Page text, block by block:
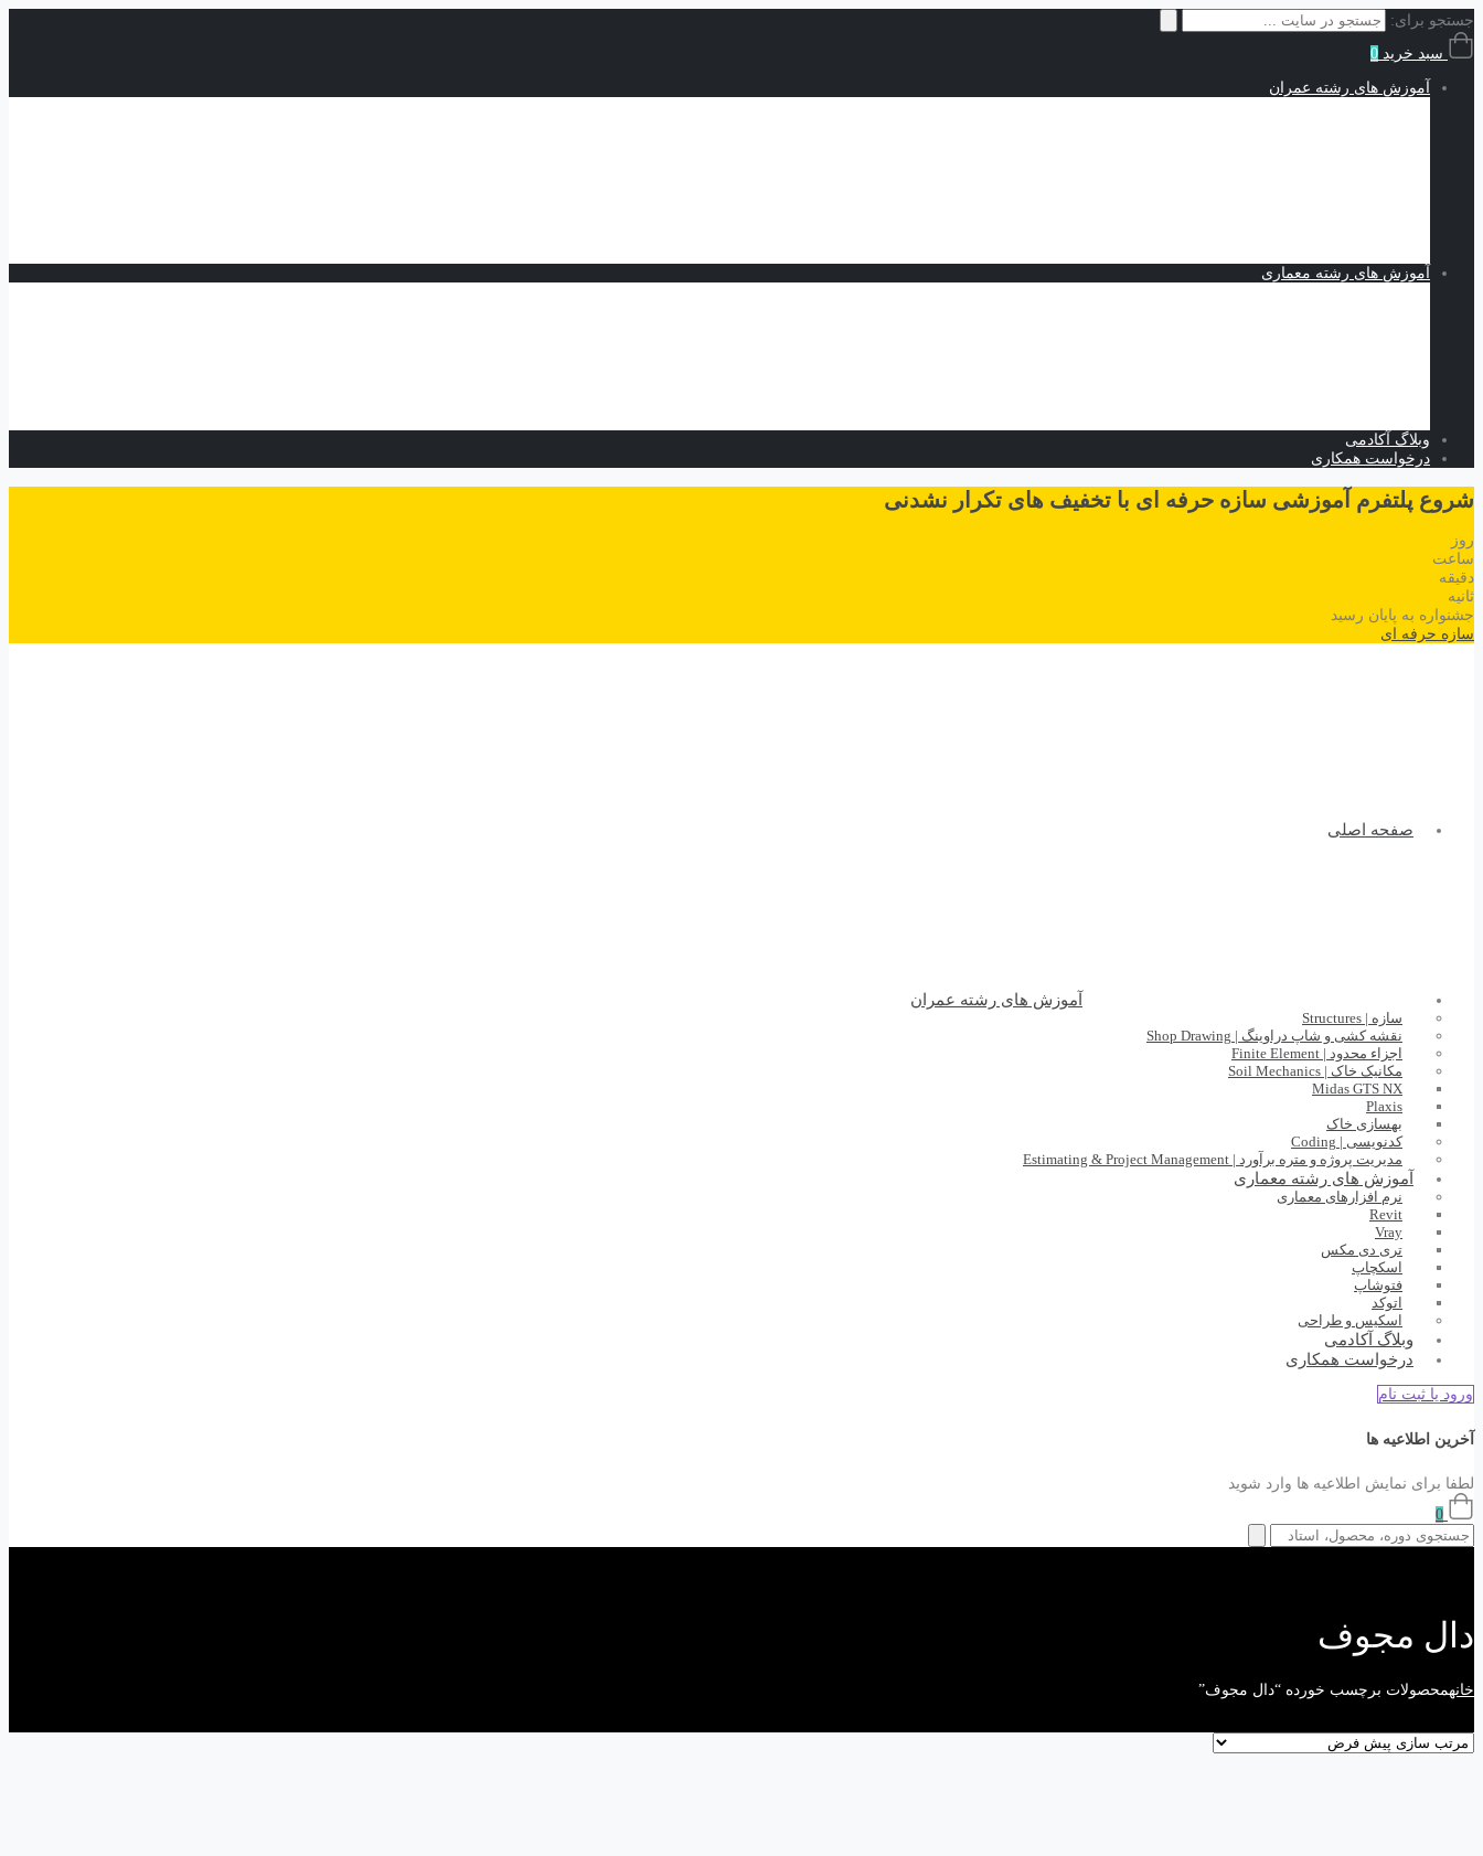
جستجو برای:
سبد خرید 0
آموزش های رشته عمران
آموزش های رشته معماری
وبلاگ آکادمی
درخواست همکاری
شروع پلتفرم آموزشی سازه حرفه ای با تخفیف های تکرار نشدنی
روز
ساعت
دقیقه
ثانیه
جشنواره به پایان رسید
سازه حرفه ای
صفحه اصلی
آموزش های رشته عمران
سازه | Structures
نقشه کشی و شاپ دراوینگ | Shop Drawing
اجزاء محدود | Finite Element
مکانیک خاک | Soil Mechanics
Midas GTS NX
Plaxis
بهسازی خاک
کدنویسی | Coding
مدیریت پروژه و متره برآورد | Estimating & Project Management
آموزش های رشته معماری
نرم افزارهای معماری
Revit
Vray
تری دی مکس
اسکچاپ
فتوشاپ
اتوکد
اسکیس و طراحی
وبلاگ آکادمی
درخواست همکاری
ورود یا ثبت نام
آخرین اطلاعیه ها
لطفا برای نمایش اطلاعیه ها وارد شوید
0
دال مجوف
خانهمحصولات برچسب خورده “دال مجوف”